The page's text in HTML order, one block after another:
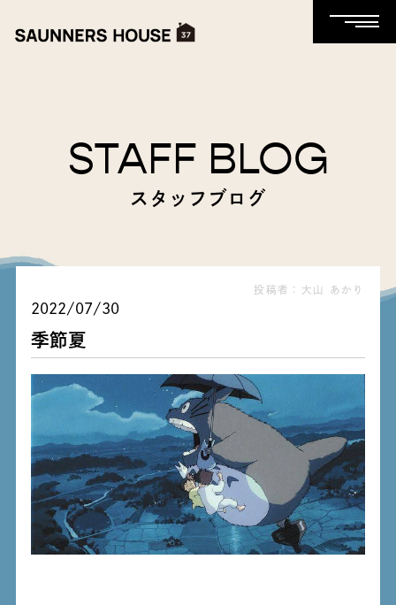
STAFF BLOG
スタッフブログ
投稿者：大山 あかり
2022/07/30
季節夏